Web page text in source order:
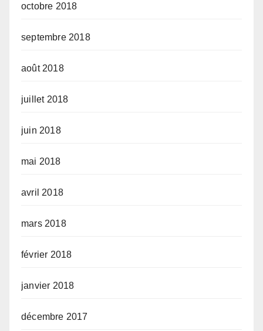
octobre 2018
septembre 2018
août 2018
juillet 2018
juin 2018
mai 2018
avril 2018
mars 2018
février 2018
janvier 2018
décembre 2017